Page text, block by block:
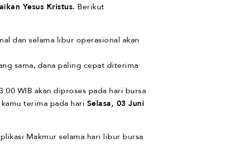
Yesus Kristus. Berikut
dan selama libur operasional akan
sama, dana paling cepat diterima
WIB akan diproses pada hari bursa
terima pada hari Selasa, 03 Juni
Makmur selama hari libur bursa